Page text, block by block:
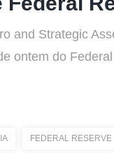
and Strategic
ontem do
FEDERAL RESERVE